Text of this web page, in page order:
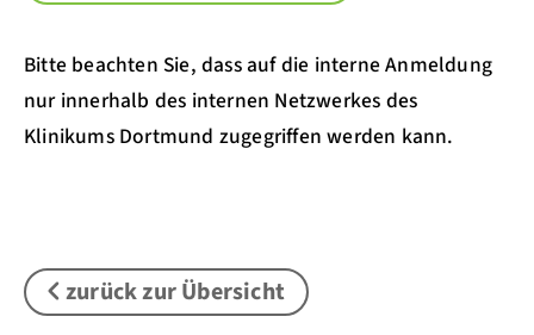
Bitte beachten Sie, dass auf die interne Anmeldung
nur innerhalb des internen Netzwerkes des
Klinikums Dortmund zugegriffen werden kann.
zurück zur Übersicht